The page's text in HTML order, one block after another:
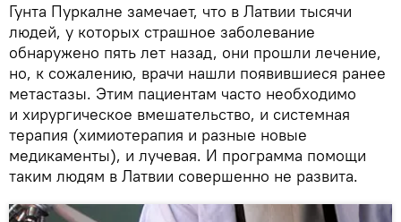
Гунта Пуркалне замечает, что в Латвии тысячи
людей, у которых страшное заболевание
обнаружено пять лет назад, они прошли лечение,
но, к сожалению, врачи нашли появившиеся ранее
метастазы. Этим пациентам часто необходимо
и хирургическое вмешательство, и системная
терапия (химиотерапия и разные новые
медикаменты), и лучевая. И программа помощи
таким людям в Латвии совершенно не развита.